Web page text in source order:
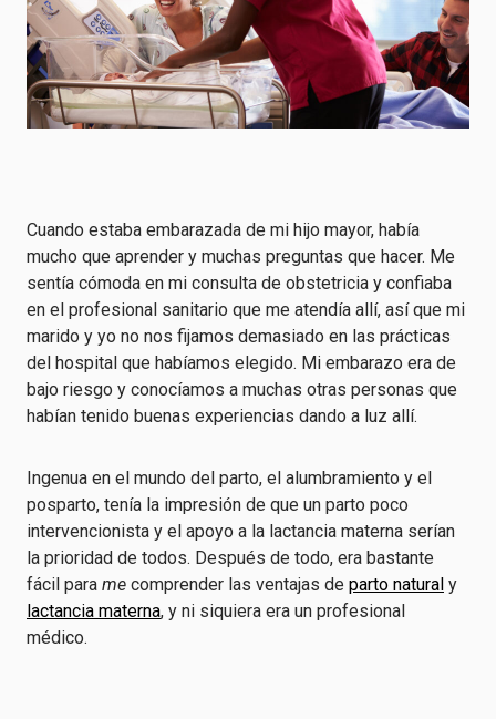
Cuando estaba embarazada de mi hijo mayor, había
mucho que aprender y muchas preguntas que hacer. Me
sentía cómoda en mi consulta de obstetricia y confiaba
en el profesional sanitario que me atendía allí, así que mi
marido y yo no nos fijamos demasiado en las prácticas
del hospital que habíamos elegido. Mi embarazo era de
bajo riesgo y conocíamos a muchas otras personas que
habían tenido buenas experiencias dando a luz allí.
Ingenua en el mundo del parto, el alumbramiento y el
posparto, tenía la impresión de que un parto poco
intervencionista y el apoyo a la lactancia materna serían
la prioridad de todos. Después de todo, era bastante
fácil para me comprender las ventajas de parto natural y
lactancia materna, y ni siquiera era un profesional
médico.